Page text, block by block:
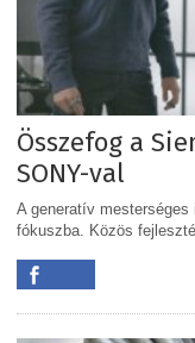
Összefog a
SONY-val
A generatív
fókuszba. Közös